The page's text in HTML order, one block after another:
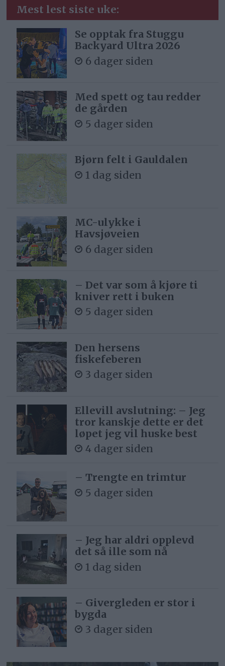
Mest lest siste uke:
Se opptak fra Stuggu
Backyard Ultra 2026
6 dager siden
Med spett og tau redder
de gården
5 dager siden
Bjørn felt i Gauldalen
1 dag siden
MC-ulykke i
Havsjøveien
6 dager siden
– Det var som å kjøre ti
kniver rett i buken
5 dager siden
Den hersens
fiskefeberen
3 dager siden
Ellevill avslutning: – Jeg
tror kanskje dette er det
løpet jeg vil huske best
4 dager siden
– Trengte en trimtur
5 dager siden
– Jeg har aldri opplevd
det så ille som nå
1 dag siden
– Givergleden er stor i
bygda
3 dager siden